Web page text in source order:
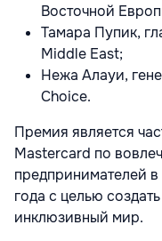
Восточной
Тамара Пупик,
Middle East;
Нежа Алауи,
Choice.
Премия является
Mastercard по
предпринимателей
года с целью
инклюзивный мир.